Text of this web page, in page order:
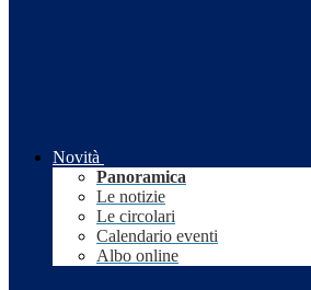
Novità
Panoramica
Le notizie
Le circolari
Calendario eventi
Albo online